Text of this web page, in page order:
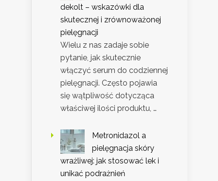
dekolt – wskazówki dla
skutecznej i zrównoważonej
pielęgnacji
Wielu z nas zadaje sobie
pytanie, jak skutecznie
włączyć serum do codziennej
pielęgnacji. Często pojawia
się wątpliwość dotycząca
właściwej ilości produktu, …
Metronidazol a
pielęgnacja skóry
wrażliwej: jak stosować lek i
unikać podrażnień